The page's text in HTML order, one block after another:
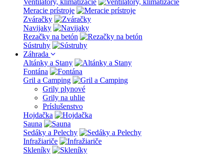
Ventilátory, klimatizácie
Meracie prístroje
Zváračky
Navijaky
Rezačky na betón
Sústruhy
Záhrada
Altánky a Stany
Fontána
Gril a Camping
Grily plynové
Grily na uhlie
Príslušenstvo
Hojdačka
Sauna
Sedáky a Pelechy
Infražiariče
Skleníky